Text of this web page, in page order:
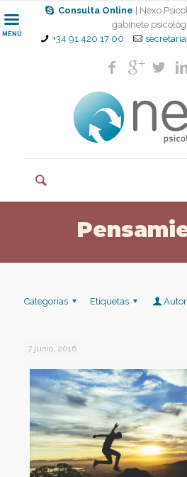
Consulta Online
| Nexo
gabinete
+34 91 420 17 00
MENÚ
Categorías Etiquetas
7 junio, 2016